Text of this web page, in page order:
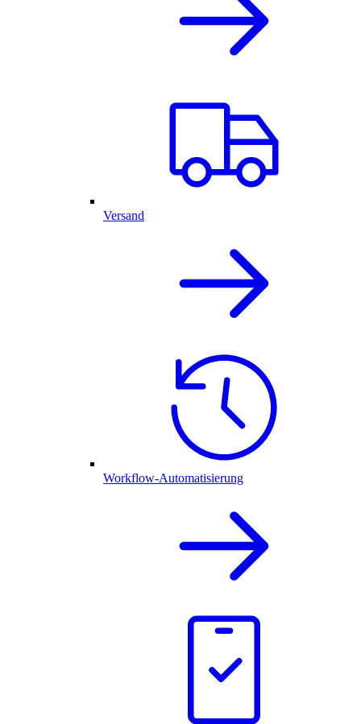
Versand
Workflow-Automatisierung